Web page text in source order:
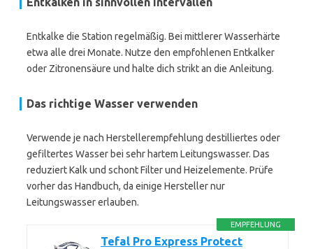
Entkalke die Station regelmäßig. Bei mittlerer Wasserhärte
etwa alle drei Monate. Nutze den empfohlenen Entkalker
oder Zitronensäure und halte dich strikt an die Anleitung.
Das richtige Wasser verwenden
Verwende je nach Herstellerempfehlung destilliertes oder
gefiltertes Wasser bei sehr hartem Leitungswasser. Das
reduziert Kalk und schont Filter und Heizelemente. Prüfe
vorher das Handbuch, da einige Hersteller nur
Leitungswasser erlauben.
EMPFEHLUNG
Tefal Pro Express Protect